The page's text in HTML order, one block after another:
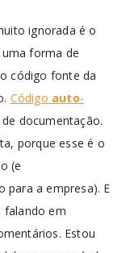
ignorada é o
forma de
código fonte da
Código auto-
documentação.
porque esse é o
(e
para a empresa). E
falando em
Estou